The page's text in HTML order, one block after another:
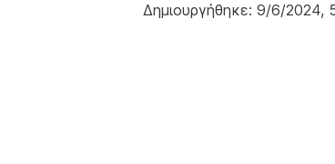
Δημιουργήθηκε: 9/6/2024,